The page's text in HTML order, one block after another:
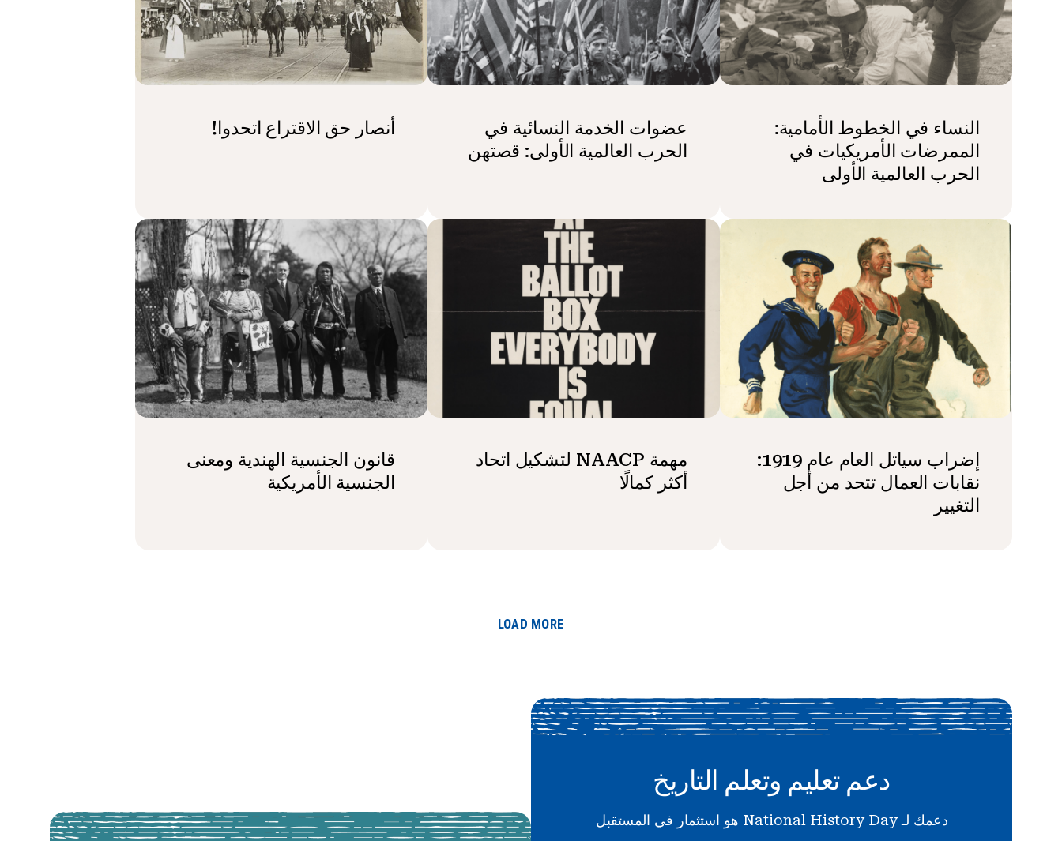
النساء في الخطوط الأمامية:
الممرضات الأمريكيات في
الحرب العالمية الأولى
عضوات الخدمة النسائية في
الحرب العالمية الأولى: قصتهن
أنصار حق الاقتراع اتحدوا!
إضراب سياتل العام عام 1919:
نقابات العمال تتحد من أجل
التغيير
مهمة NAACP لتشكيل اتحاد
أكثر كمالًا
قانون الجنسية الهندية ومعنى
الجنسية الأمريكية
LOAD MORE
دعم تعليم وتعلم التاريخ
دعمك لـ National History Day هو استثمار في المستقبل